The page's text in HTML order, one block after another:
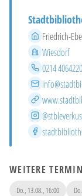
Adresse
Friedrich-
Stadtteil
Wiesdorf
Telefon
0214 4064220
E-Mail
Website
Instagram
Facebook
WEITERE
Do., 13.08., 16:00